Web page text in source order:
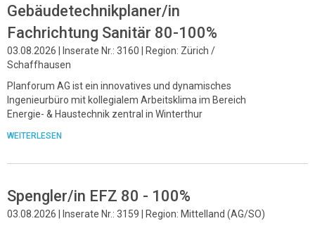
Gebäudetechnikplaner/in
Fachrichtung Sanitär 80-100%
03.08.2026 | Inserate Nr.: 3160 | Region: Zürich /
Schaffhausen
Planforum AG ist ein innovatives und dynamisches
Ingenieurbüro mit kollegialem Arbeitsklima im Bereich
Energie- & Haustechnik zentral in Winterthur
WEITERLESEN
Spengler/in EFZ 80 - 100%
03.08.2026 | Inserate Nr.: 3159 | Region: Mittelland (AG/SO)